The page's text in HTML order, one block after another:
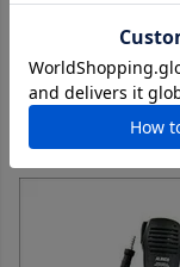
調整がとてもし
ナなんで、それな
い製品です。